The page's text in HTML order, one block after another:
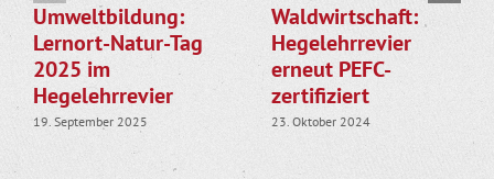
Umweltbildung:
Lernort-Natur-Tag
2025 im
Hegelehrrevier
19. September 2025
Waldwirtschaft:
Hegelehrrevier
erneut PEFC-
zertifiziert
23. Oktober 2024